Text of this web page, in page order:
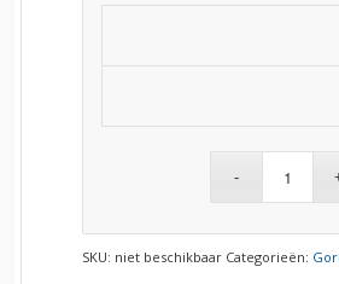
SKU: niet beschikbaar Categorieën: